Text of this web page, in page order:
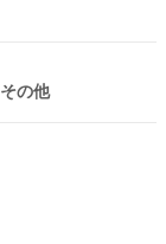
その他